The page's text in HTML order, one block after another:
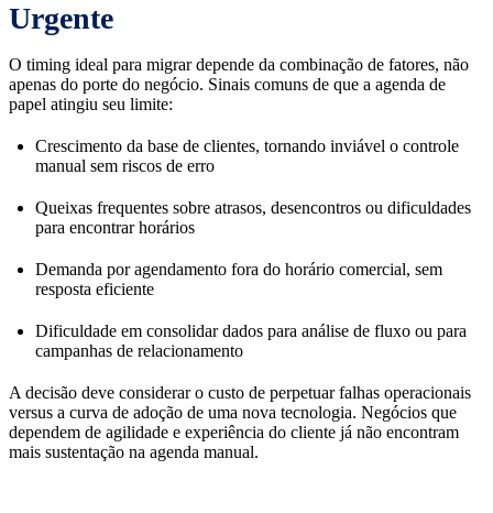
Urgente
O timing ideal para migrar depende da combinação de fatores, não
apenas do porte do negócio. Sinais comuns de que a agenda de
papel atingiu seu limite:
Crescimento da base de clientes, tornando inviável o controle
manual sem riscos de erro
Queixas frequentes sobre atrasos, desencontros ou dificuldades
para encontrar horários
Demanda por agendamento fora do horário comercial, sem
resposta eficiente
Dificuldade em consolidar dados para análise de fluxo ou para
campanhas de relacionamento
A decisão deve considerar o custo de perpetuar falhas operacionais
versus a curva de adoção de uma nova tecnologia. Negócios que
dependem de agilidade e experiência do cliente já não encontram
mais sustentação na agenda manual.